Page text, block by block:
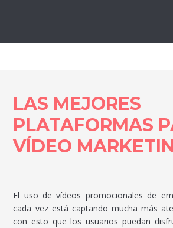
LAS MEJORES
PLATAFORMAS
VÍDEO
El uso de vídeos promocionales de
cada vez está captando mucha más
con esto que los usuarios puedan